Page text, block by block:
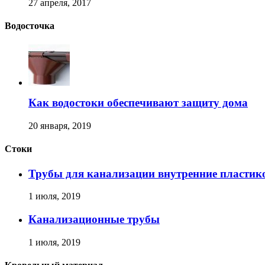
27 апреля, 2017
Водосточка
Как водостоки обеспечивают защиту дома
20 января, 2019
Стоки
Трубы для канализации внутренние
1 июля, 2019
Канализационные трубы
1 июля, 2019